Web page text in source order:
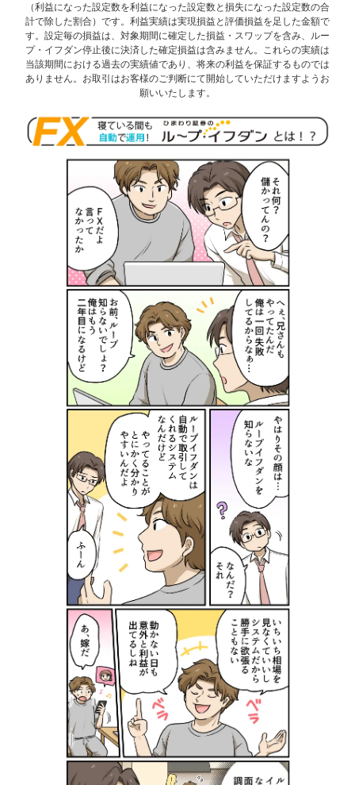
（利益になった設定数を利益になった設定数と損失になった設定数の合
計で除した割合）です。利益実績は実現損益と評価損益を足した金額で
す。設定毎の損益は、対象期間に確定した損益・スワップを含み、ルー
プ・イフダン停止後に決済した確定損益は含みません。これらの実績は
当該期間における過去の実績値であり、将来の利益を保証するものでは
ありません。お取引はお客様のご判断にて開始していただけますようお
願いいたします。